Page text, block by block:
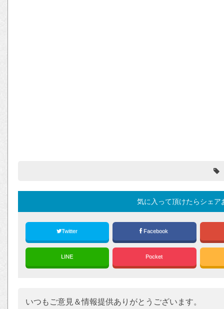
気に入って頂けたらシェア
Twitter Facebook
LINE Pocket
いつもご意見＆情報提供ありがとうございます。